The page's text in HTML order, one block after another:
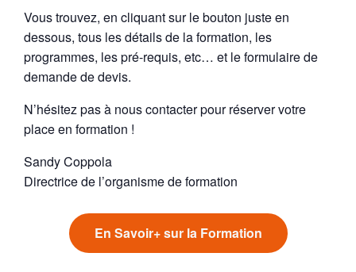
Vous trouvez, en cliquant sur le bouton juste en
dessous, tous les détails de la formation, les
programmes, les pré-requis, etc… et le formulaire de
demande de devis.
N’hésitez pas à nous contacter pour réserver votre
place en formation !
Sandy Coppola
Directrice de l’organisme de formation
En Savoir+ sur la Formation